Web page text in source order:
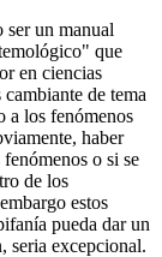
ser un manual
que
en ciencias
de tema
a los fenómenos
haber
o si se
de los
estos
pueda dar un
seria excepcional.